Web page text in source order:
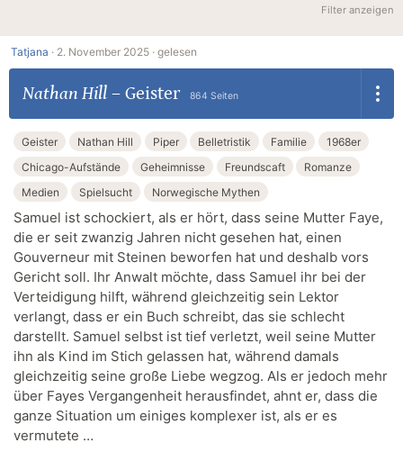
Filter anzeigen
Tatjana · 2. November 2025 · gelesen
Nathan Hill– Geister 864 Seiten
Geister Nathan Hill Piper Belletristik Familie
1968er
Chicago-Aufstände
Geheimnisse Freundscaft
Romanze
Medien
Spielsucht Norwegische Mythen
Samuel ist schockiert, als er hört, dass seine Mutter Faye,
die er seit zwanzig Jahren nicht gesehen hat, einen
Gouverneur mit Steinen beworfen hat und deshalb vors
Gericht soll. Ihr Anwalt möchte, dass Samuel ihr bei der
Verteidigung hilft, während gleichzeitig sein Lektor
verlangt, dass er ein Buch schreibt, das sie schlecht
darstellt. Samuel selbst ist tief verletzt, weil seine Mutter
ihn als Kind im Stich gelassen hat, während damals
gleichzeitig seine große Liebe wegzog. Als er jedoch mehr
über Fayes Vergangenheit herausfindet, ahnt er, dass die
ganze Situation um einiges komplexer ist, als er es
vermutete …